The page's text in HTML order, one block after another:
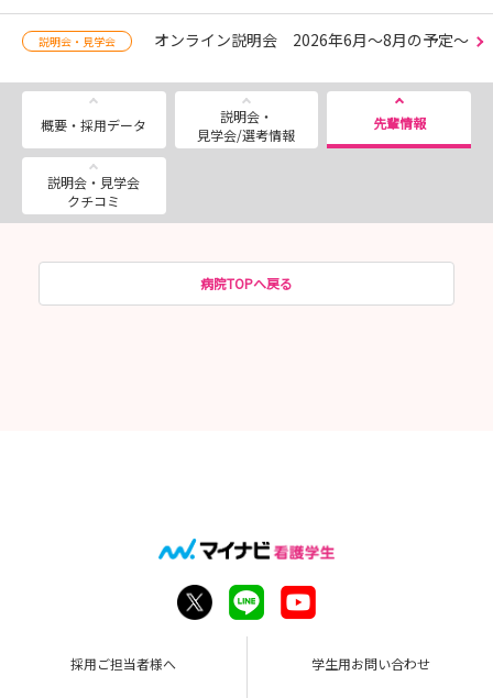
説明会・見学会 オンライン説明会 2026年6月～8月の予定～
概要・採用データ
説明会・
見学会/選考情報
先輩情報
説明会・見学会
クチコミ
病院TOPへ戻る
採用ご担当者様へ 学生用お問い合わせ